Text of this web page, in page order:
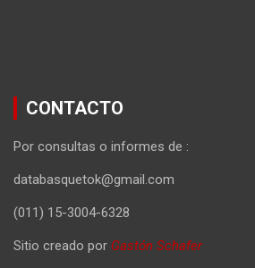
CONTACTO
Por consultas o informes de :
databasquetok@gmail.com
(011) 15-3004-6328
Sitio creado por Gastón Schafer